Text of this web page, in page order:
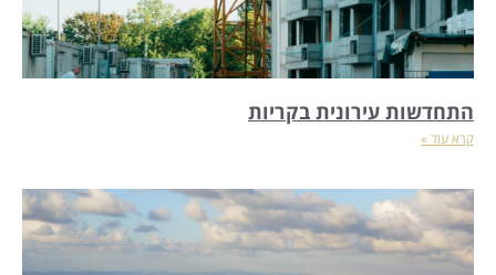
התחדשות עירונית בקריות
קרא עוד »